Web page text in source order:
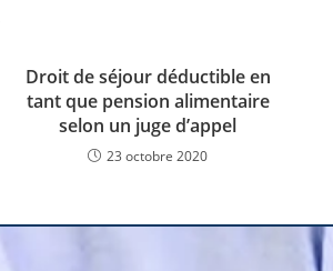
Droit de séjour déductible en
tant que pension alimentaire
selon un juge d’appel
23 octobre 2020